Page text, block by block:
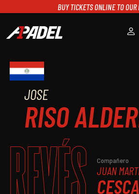
BUY TICKETS ONLINE TO OUR
NOTICIAS
MULTIMEDIA
JOSE
RISO
REVÉS Compañero
JUAN
CESCA